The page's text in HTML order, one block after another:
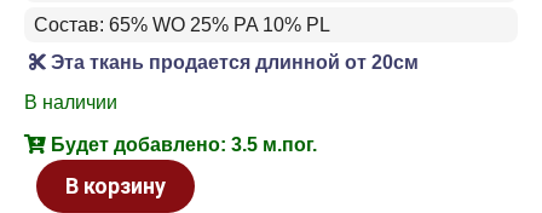
Состав: 65% WO 25% PA 10% PL
Эта ткань продается длинной от 20см
В наличии
Будет добавлено: 3.5 м.пог.
В корзину